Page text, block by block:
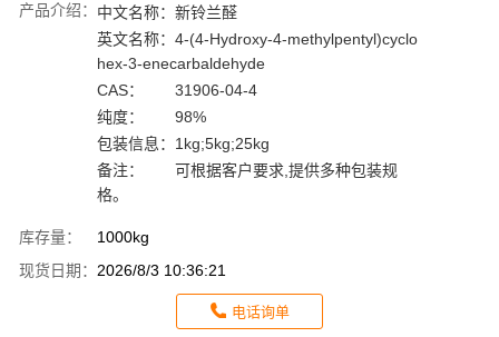
产品介绍： 中文名称： 新铃兰醛
英文名称： 4-(4-Hydroxy-4-methylpentyl)cyclo
hex-3-enecarbaldehyde
CAS：
31906-04-4
纯度：
98%
包装信息： 1kg;5kg;25kg
备注：
可根据客户要求,提供多种包装规
格。
库存量：
1000kg
现货日期： 2026/8/3 10:36:21
电话询单